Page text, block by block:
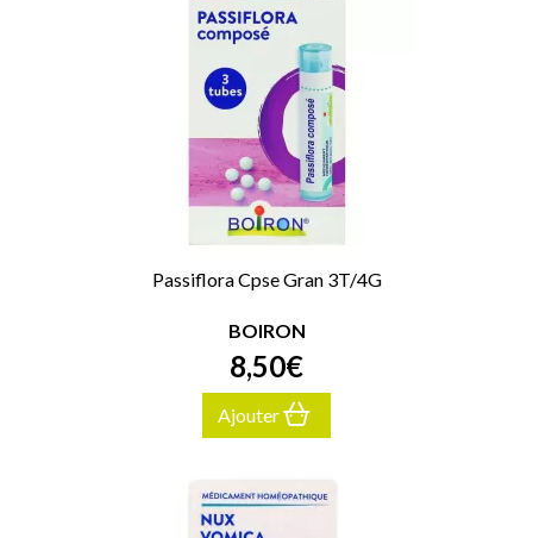
Passiflora Cpse Gran 3T/4G
BOIRON
8,50€
Ajouter